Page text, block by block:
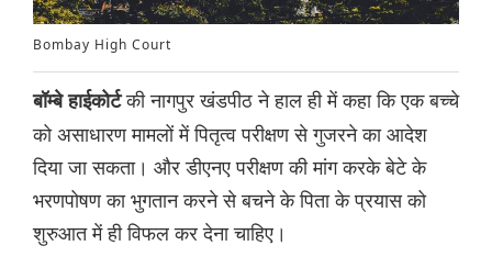
Bombay High Court
बॉम्बे हाईकोर्टकी नागपुर खंडपीठ ने हाल ही में कहा कि एक बच्चे
को असाधारण मामलों में पितृत्व परीक्षण से गुजरने का आदेश
दिया जा सकता। और डीएनए परीक्षण की मांग करके बेटे के
भरणपोषण का भुगतान करने से बचने के पिता के प्रयास को
शुरुआत में ही विफल कर देना चाहिए।